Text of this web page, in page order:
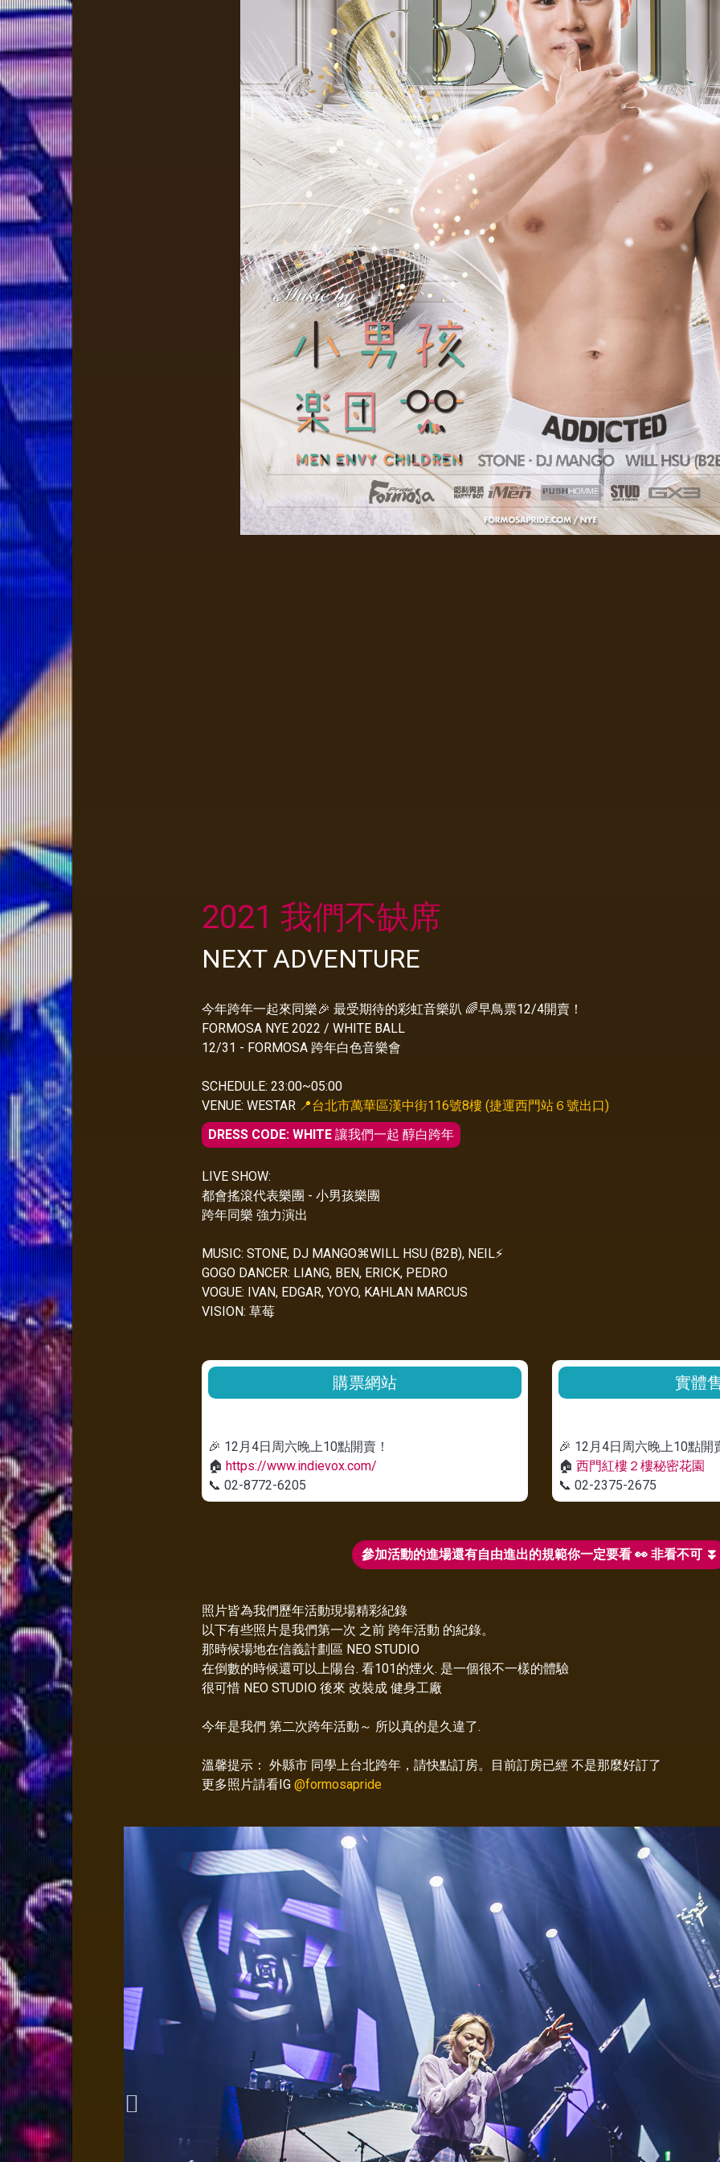
2021 我們不缺席
NEXT ADVENTURE
今年跨年一起來同樂🎉 最受期待的彩虹音樂趴 🌈早鳥票12/4開賣！
FORMOSA NYE 2022 / WHITE BALL
12/31 - FORMOSA 跨年白色音樂會
SCHEDULE: 23:00~05:00
VENUE: WESTAR 📍台北市萬華區漢中街116號8樓 (捷運西門站６號出口)
DRESS CODE: WHITE讓我們一起 醇白跨年
LIVE SHOW:
都會搖滾代表樂團 - 小男孩樂團
跨年同樂 強力演出
MUSIC: STONE, DJ MANGO⌘WILL HSU (B2B), NEIL⚡️
GOGO DANCER: LIANG, BEN, ERICK, PEDRO
VOGUE: IVAN, EDGAR, YOYO, KAHLAN MARCUS
VISION: 草莓
購票網站
🎉 12月4日周六晚上10點開賣！
🏠 https://www.indievox.com/
📞 02-8772-6205
實體
🎉 12月4日周六晚上10點開
🏠 西門紅樓２樓秘密花園
📞 02-2375-2675
參加活動的進場還有自由進出的規範你一定要看 👀 非看不可 ⏬
照片皆為我們歷年活動現場精彩紀錄
以下有些照片是我們第一次 之前 跨年活動 的紀錄。
那時候場地在信義計劃區 NEO STUDIO
在倒數的時候還可以上陽台. 看101的煙火. 是一個很不一樣的體驗
很可惜 NEO STUDIO 後來 改裝成 健身工廠
今年是我們 第二次跨年活動～ 所以真的是久違了.
溫馨提示： 外縣市 同學上台北跨年，請快點訂房。目前訂房已經 不是那麼好訂了
更多照片請看IG @formosapride